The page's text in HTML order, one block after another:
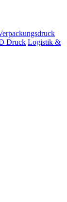
Druck Logistik &